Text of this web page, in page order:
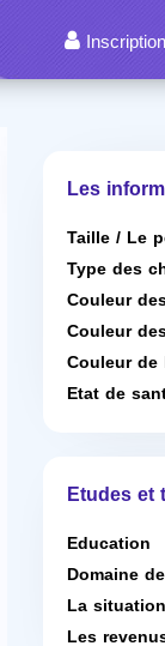
Inscription
Les
Taille / Le
Type des
Couleur
Couleur
Couleur de
Etat de
Etudes et
Education
Domaine
La
Les